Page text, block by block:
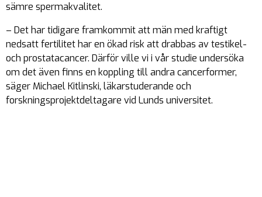
sämre spermakvalitet.
– Det har tidigare framkommit att män med kraftigt
nedsatt fertilitet har en ökad risk att drabbas av testikel-
och prostatacancer. Därför ville vi i vår studie undersöka
om det även finns en koppling till andra cancerformer,
säger Michael Kitlinski, läkarstuderande och
forskningsprojektdeltagare vid Lunds universitet.